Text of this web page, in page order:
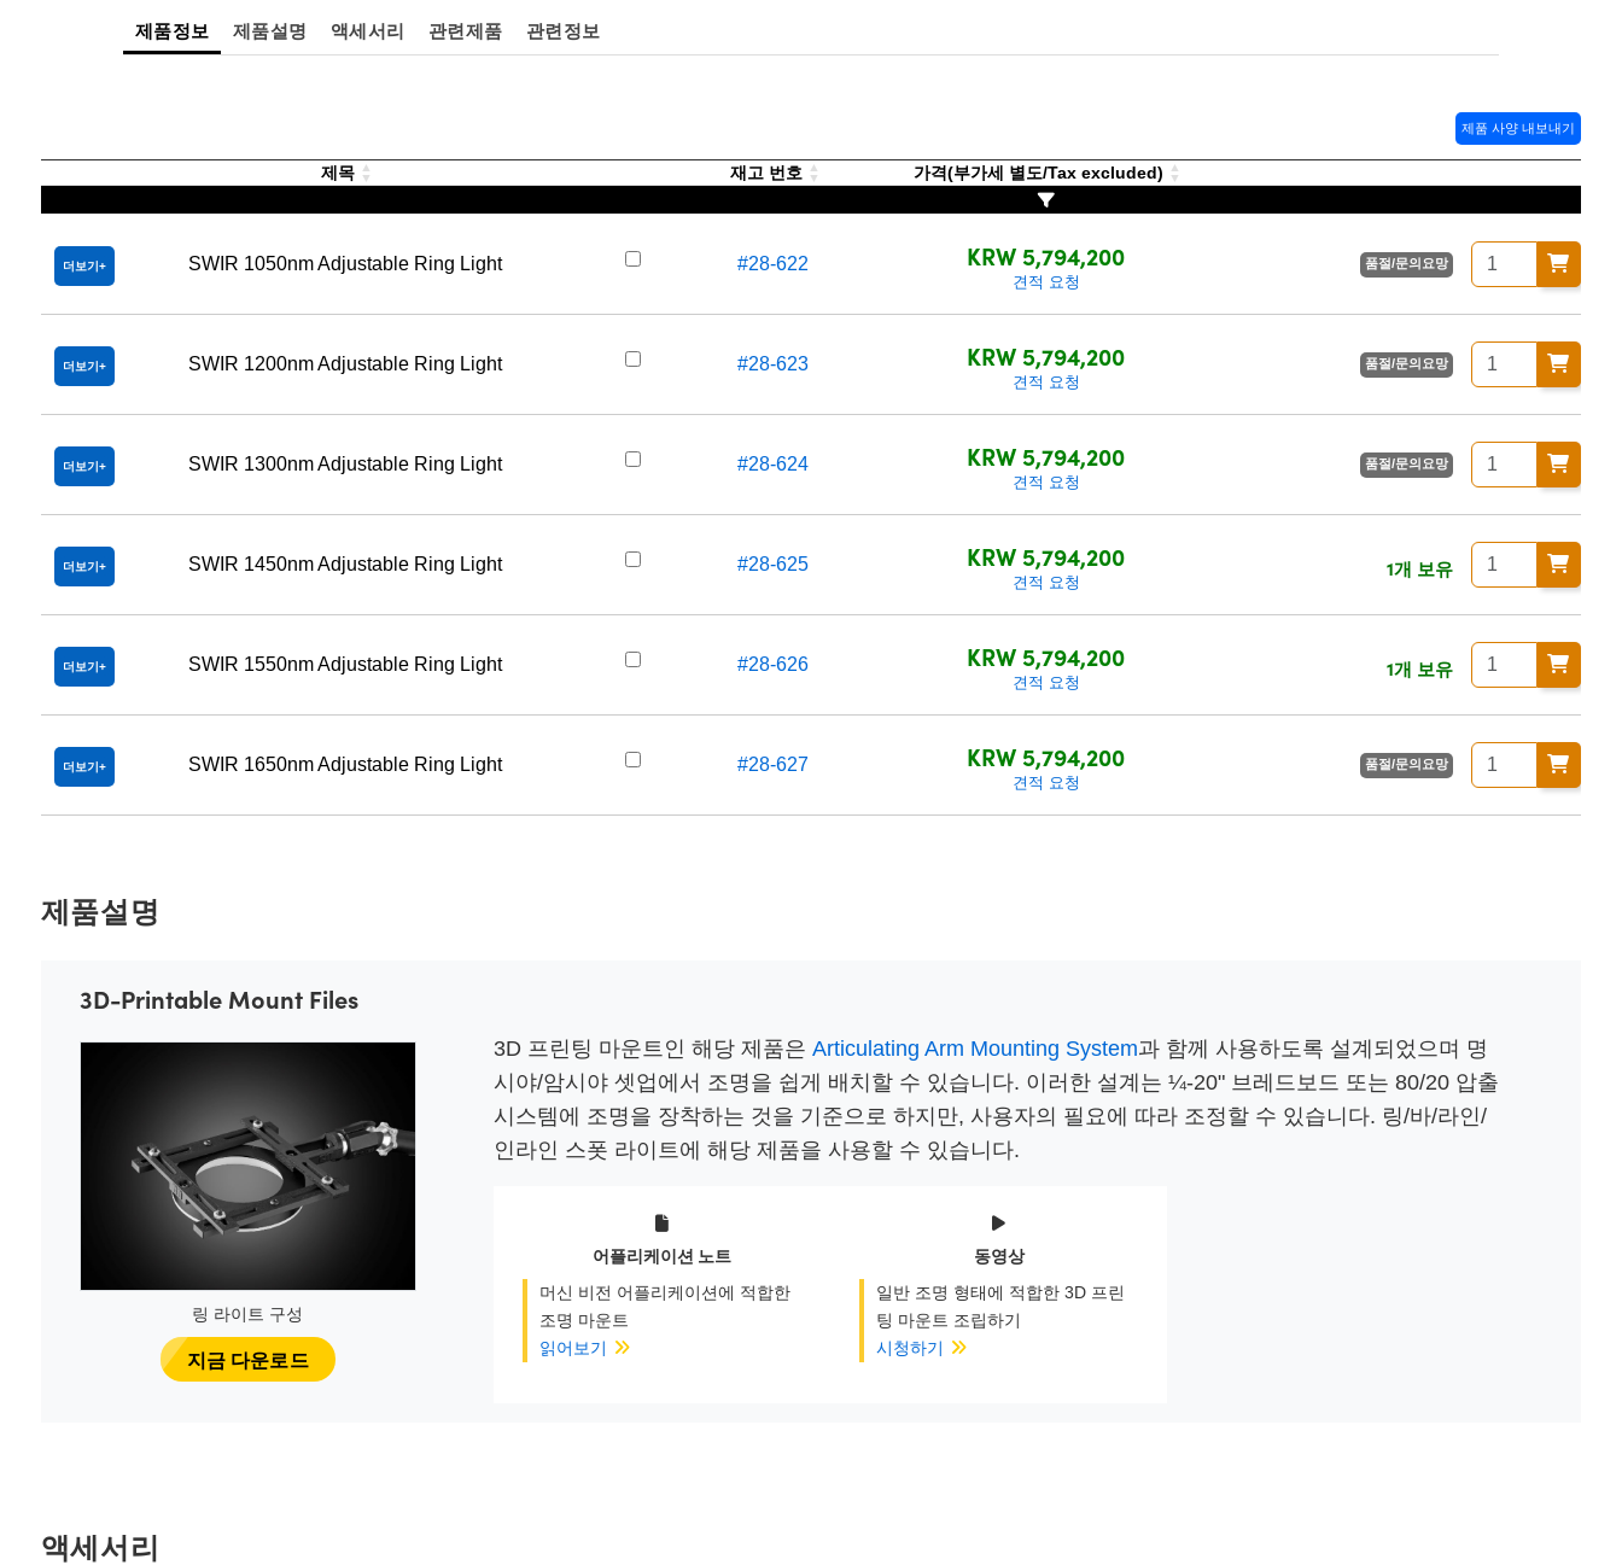
제품정보 제품설명 액세서리 관련제품 관련정보
제품 사양 내보내기
제목 재고 번호 가격(부가세 별도/Tax excluded)
더보기 SWIR 1050nm Adjustable Ring Light #28-622 KRW 5,794,200
견적 요청
품절/문의요망
더보기 SWIR 1200nm Adjustable Ring Light #28-623 KRW 5,794,200
견적 요청
품절/문의요망
더보기 SWIR 1300nm Adjustable Ring Light #28-624 KRW 5,794,200
견적 요청
품절/문의요망
더보기 SWIR 1450nm Adjustable Ring Light #28-625 KRW 5,794,200
견적 요청
1개 보유
더보기 SWIR 1550nm Adjustable Ring Light #28-626 KRW 5,794,200
견적 요청
1개 보유
더보기 SWIR 1650nm Adjustable Ring Light #28-627 KRW 5,794,200
견적 요청
품절/문의요망
제품설명
3D-Printable Mount Files
링 라이트 구성
지금 다운로드
3D 프린팅 마운트인 해당 제품은 Articulating Arm Mounting System과 함께 사용하도록 설계되었으며 명
시야/암시야 셋업에서 조명을 쉽게 배치할 수 있습니다. 이러한 설계는 ¼-20" 브레드보드 또는 80/20 압출
시스템에 조명을 장착하는 것을 기준으로 하지만, 사용자의 필요에 따라 조정할 수 있습니다. 링/바/라인/
인라인 스폿 라이트에 해당 제품을 사용할 수 있습니다.
어플리케이션 노트
머신 비전 어플리케이션에 적합한
조명 마운트
읽어보기
동영상
일반 조명 형태에 적합한 3D 프린
팅 마운트 조립하기
시청하기
액세서리